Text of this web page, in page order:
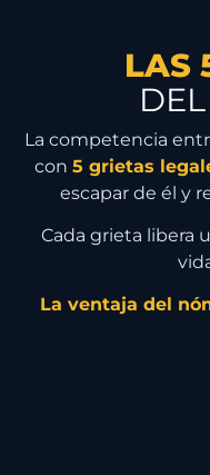
LAS
La competencia
con 5 grietas
escapar de él y
Cada grieta libera
La ventaja del